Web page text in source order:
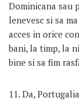
Dominicana sau
lenevesc si sa
acces in orice
bani, la timp, la
bine si sa fim
11. Da,